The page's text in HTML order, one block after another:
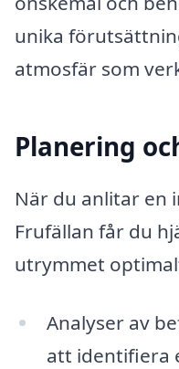
unika
atmosfär som
Planering
När du anlitar en
Frufällan får du
utrymmet
Analyser av
att identifiera